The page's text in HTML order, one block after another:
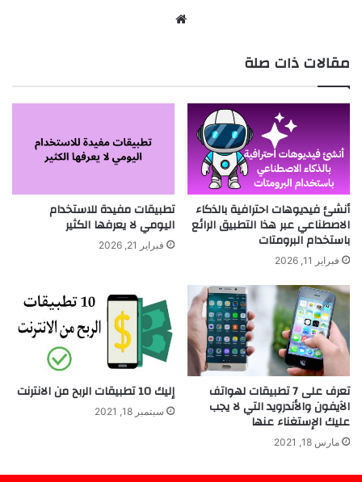
مقالات ذات صلة
أنشئ فيديوهات احترافية بالذكاء
الاصطناعي عبر هذا التطبيق الرائع
باستخدام البرومتات
فبراير 11, 2026
تطبيقات مفيدة للاستخدام
اليومي لا يعرفها الكثير
فبراير 21, 2026
تعرف على 7 تطبيقات لهواتف
الآيفون والأندرويد التي لا يجب
عليك الإستغناء عنها
مارس 18, 2021
إليك 10 تطبيقات الربح من الانترنت
سبتمبر 18, 2021